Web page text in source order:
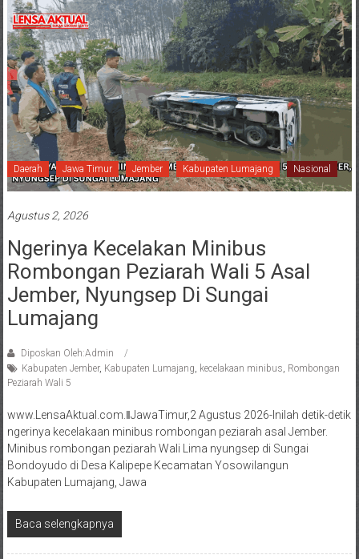
Daerah Jawa Timur Jember Kabupaten Lumajang Nasional
Agustus 2, 2026
Ngerinya Kecelakan Minibus
Rombongan Peziarah Wali 5 Asal
Jember, Nyungsep Di Sungai
Lumajang
Diposkan Oleh:Admin
Kabupaten Jember, Kabupaten Lumajang kecelakaan minibus Rombongan
Peziarah Wali 5
www.LensaAktual.com.ǁJawaTimur,2 Agustus 2026-Inilah detik-detik
ngerinya kecelakaan minibus rombongan peziarah asal Jember.
Minibus rombongan peziarah Wali Lima nyungsep di Sungai
Bondoyudo di Desa Kalipepe Kecamatan Yosowilangun
Kabupaten Lumajang, Jawa
Baca selengkapnya